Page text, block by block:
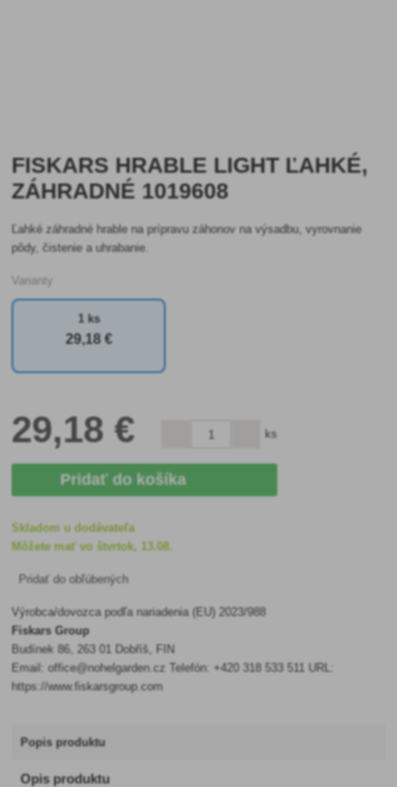
FISKARS HRABLE LIGHT ĽAHKÉ,
ZÁHRADNÉ 1019608
Ľahké záhradné hrable na prípravu záhonov na výsadbu, vyrovnanie
pôdy, čistenie a uhrabanie.
Varianty
1 ks
29,18 €
29,18 € ks
Pridať do košíka
Skladom u dodávateľa
Môžete mať vo štvrtok, 13.08.
Pridať do obľúbených
Výrobca/dovozca podľa nariadenia (EU) 2023/988
Fiskars Group
Budínek 86, 263 01 Dobříš, FIN
Email: office@nohelgarden.cz Telefón: +420 318 533 511 URL:
https://www.fiskarsgroup.com
Popis produktu
Opis produktu